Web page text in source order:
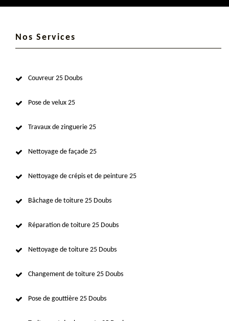
Nos Services
Couvreur 25 Doubs
Pose de velux 25
Travaux de zinguerie 25
Nettoyage de façade 25
Nettoyage de crépis et de peinture 25
Bâchage de toiture 25 Doubs
Réparation de toiture 25 Doubs
Nettoyage de toiture 25 Doubs
Changement de toiture 25 Doubs
Pose de gouttière 25 Doubs